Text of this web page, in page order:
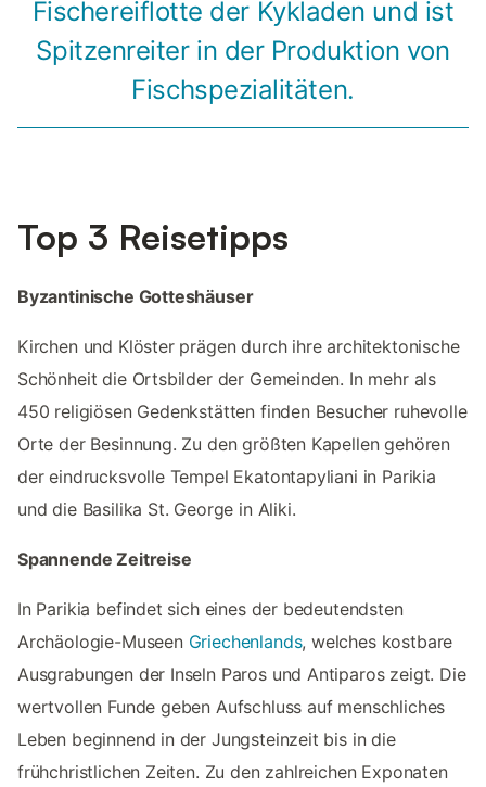
Fischereiflotte der Kykladen und ist
Spitzenreiter in der Produktion von
Fischspezialitäten.
Top 3 Reisetipps
Byzantinische Gotteshäuser
Kirchen und Klöster prägen durch ihre architektonische
Schönheit die Ortsbilder der Gemeinden. In mehr als
450 religiösen Gedenkstätten finden Besucher ruhevolle
Orte der Besinnung. Zu den größten Kapellen gehören
der eindrucksvolle Tempel Ekatontapyliani in Parikia
und die Basilika St. George in Aliki.
Spannende Zeitreise
In Parikia befindet sich eines der bedeutendsten
Archäologie-Museen Griechenlands, welches kostbare
Ausgrabungen der Inseln Paros und Antiparos zeigt. Die
wertvollen Funde geben Aufschluss auf menschliches
Leben beginnend in der Jungsteinzeit bis in die
frühchristlichen Zeiten. Zu den zahlreichen Exponaten